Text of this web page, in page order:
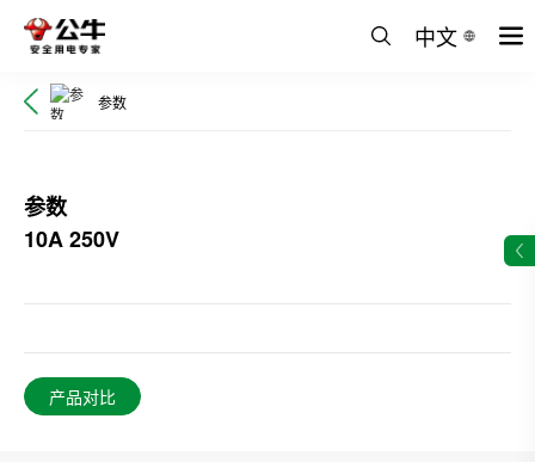
中文
参数
参数
10A 250V
产品对比